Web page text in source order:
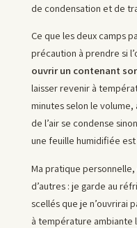
de condensation et de
Ce que les deux camps
précaution à prendre si
ouvrir un contenant
laisser revenir à
minutes selon le volume,
de l’air se condense
une feuille humidifiée
Ma pratique personnelle,
d’autres : je garde au
scellés que je n’ouvrirai
à température ambiante